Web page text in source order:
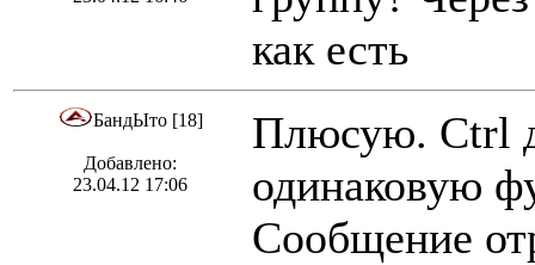
как есть
БандЫто [18]
Добавлено:
23.04.12 17:06
Плюсую. Ctrl
одинаковую
Сообщение